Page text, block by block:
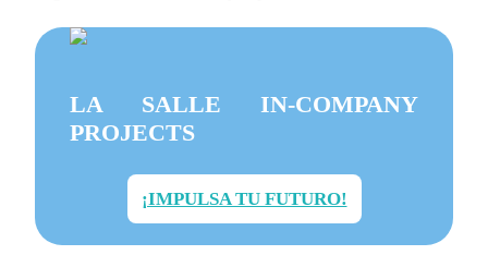
LA SALLE IN-COMPANY
PROJECTS
¡IMPULSA TU FUTURO!